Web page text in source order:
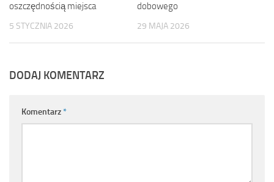
oszczędnością miejsca
5 STYCZNIA 2026
dobowego
29 MAJA 2026
DODAJ KOMENTARZ
Komentarz*